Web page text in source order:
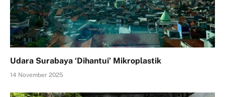
Udara Surabaya ‘Dihantui’ Mikroplastik
14 November 2025